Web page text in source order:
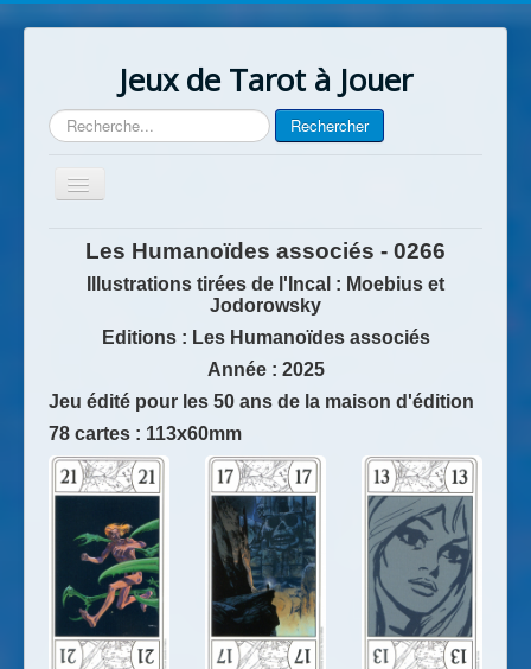
Jeux de Tarot à Jouer
Rechercher Rechercher
Basculer
la
Accueil
Contact
Les Humanoïdes associés - 0266
Illustrations tirées de l'Incal : Moebius et
Jodorowsky
Editions : Les Humanoïdes associés
Année : 2025
Jeu édité pour les 50 ans de la maison d'édition
78 cartes : 113x60mm